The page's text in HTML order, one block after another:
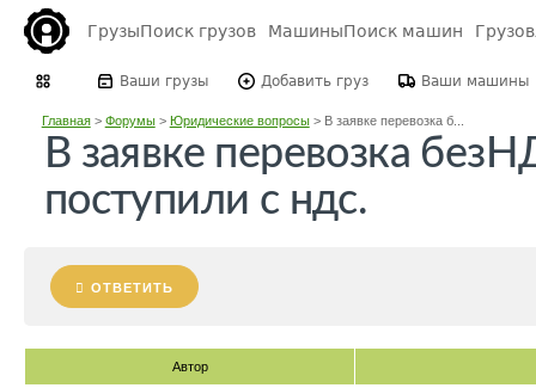
ГрузыПоиск грузов МашиныПоиск машин
Ваши грузы Добавить груз Ваши машины
Главная> Форумы> Юридические вопросы> В заявке перевозка б...
В заявке перевозка
поступили с ндс.
ОТВЕТИТЬ
Автор